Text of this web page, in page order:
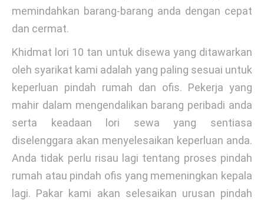
memindahkan barang-barang anda dengan cepat
dan cermat.
Khidmat lori 10 tan untuk disewa yang ditawarkan
oleh syarikat kami adalah yang paling sesuai untuk
keperluan pindah rumah dan ofis. Pekerja yang
mahir dalam mengendalikan barang peribadi anda
serta keadaan lori sewa yang sentiasa
diselenggara akan menyelesaikan keperluan anda.
Anda tidak perlu risau lagi tentang proses pindah
rumah atau pindah ofis yang memeningkan kepala
lagi. Pakar kami akan selesaikan urusan pindah